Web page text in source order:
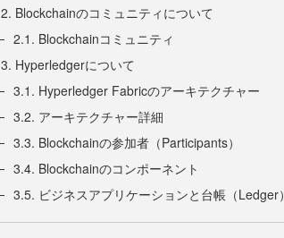
2. Blockchainのコミュニティについて
2.1. Blockchainコミュニティ
3. Hyperledgerについて
3.1. Hyperledger Fabricのアーキテクチャー
3.2. アーキテクチャー詳細
3.3. Blockchainの参加者（Participants）
3.4. Blockchainのコンポーネント
3.5. ビジネスアプリケーションと台帳（Ledger）